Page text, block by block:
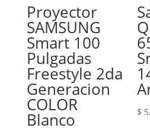
Proyector
SAMSUNG
Smart 100
Pulgadas
Freestyle 2da
Generacion
COLOR
Blanco $